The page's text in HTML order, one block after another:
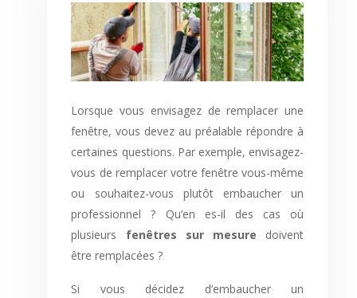
Lorsque vous envisagez de remplacer une
fenêtre, vous devez au préalable répondre à
certaines questions. Par exemple, envisagez-
vous de remplacer votre fenêtre vous-même
ou souhaitez-vous plutôt embaucher un
professionnel ? Qu’en es-il des cas où
plusieurs fenêtres sur mesure doivent
être remplacées ?
Si vous décidez d’embaucher un